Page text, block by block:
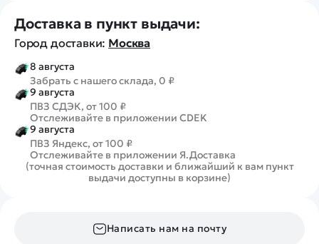
Доставка в пункт выдачи:
Город доставки: Москва
8 августа
Забрать с нашего склада, 0 ₽
9 августа
ПВЗ СДЭК, от 100 ₽
Отслеживайте в приложении CDEK
9 августа
ПВЗ Яндекс, от 100 ₽
Отслеживайте в приложении Я.Доставка
(точная стоимость доставки и ближайший к вам пункт
выдачи доступны в корзине)
Написать нам на почту